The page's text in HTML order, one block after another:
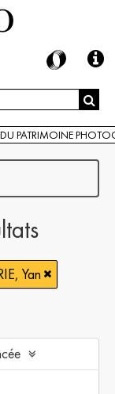
DU PATRIMOINE
Yan